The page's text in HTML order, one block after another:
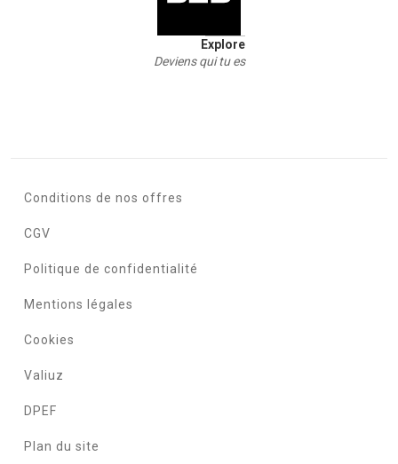
Explore
Deviens qui tu es
Conditions de nos offres
CGV
Politique de confidentialité
Mentions légales
Cookies
Valiuz
DPEF
Plan du site